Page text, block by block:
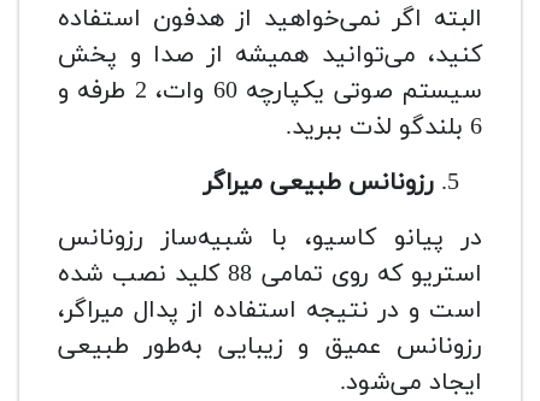
البته اگر نمی‌خواهید از هدفون استفاده
کنید، می‌توانید همیشه از صدا و پخش
سیستم صوتی یکپارچه 60 وات، 2 طرفه و
6 بلندگو لذت ببرید.
رزونانس طبیعی میراگر
در پیانو کاسیو، با شبیه‌ساز رزونانس
استریو که روی تمامی 88 کلید نصب شده
است و در نتیجه استفاده از پدال میراگر،
رزونانس عمیق و زیبایی به‌طور طبیعی
ایجاد می‌شود.